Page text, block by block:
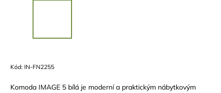
Kód: IN-FN2255
Komoda IMAGE 5 bílá je moderní a praktickým nábytkovým